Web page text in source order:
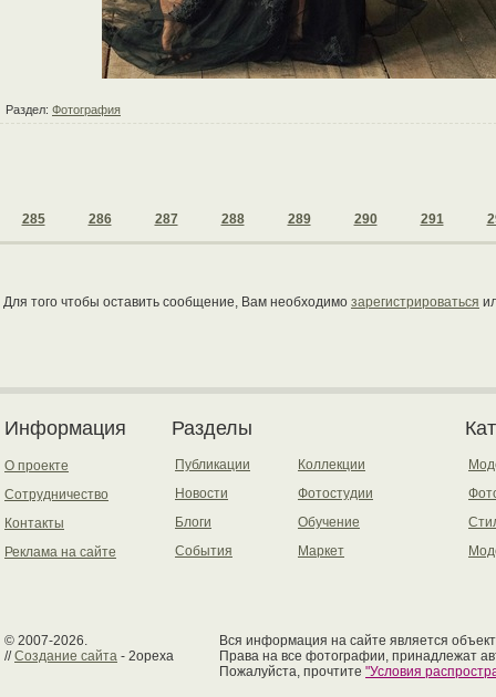
Раздел: Фотография
285 286 287 288 289 290 291
Для того чтобы оставить сообщение, Вам необходимо зарегистрироваться
Информация
О проекте
Сотрудничество
Контакты
Реклама на сайте
Разделы
Публикации
Новости
Блоги
События
Коллекции
Фотостудии
Обучение
Маркет
© 2007-2026.
//Создание сайта - 2opexa
Вся информация на сайте является
Права на все фотографии, принадлежат
Пожалуйста, прочтите "Условия